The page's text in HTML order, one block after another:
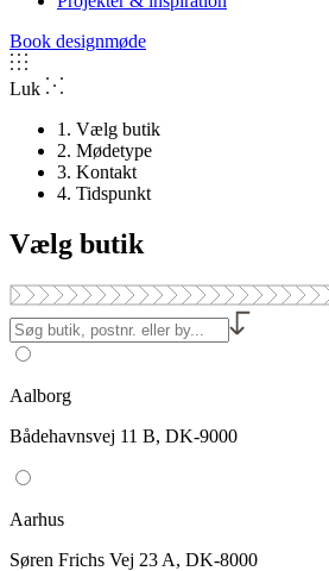
Book designmøde
Luk
1. Vælg butik
2. Mødetype
3. Kontakt
4. Tidspunkt
Vælg butik
Aalborg
Bådehavnsvej 11 B, DK-9000
Aarhus
Søren Frichs Vej 23 A, DK-8000